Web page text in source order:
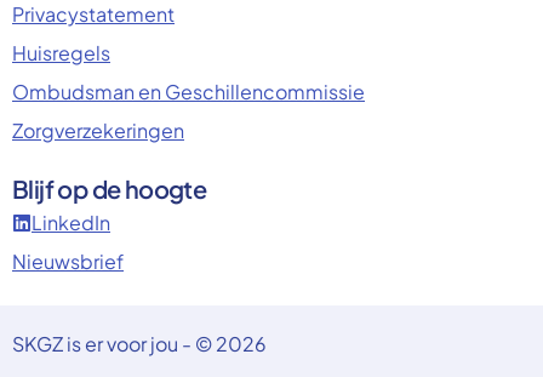
Privacystatement
Huisregels
Ombudsman en Geschillencommissie
Zorgverzekeringen
Blijf op de hoogte
LinkedIn
Nieuwsbrief
SKGZ is er voor jou - © 2026